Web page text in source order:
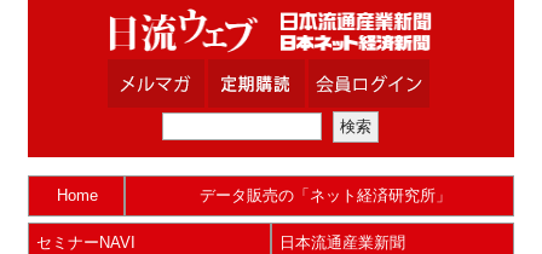
Home データ販売の「ネット経済研究所」
セミナーNAVI 日本流通産業新聞